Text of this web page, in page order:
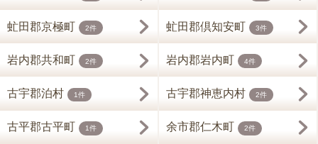
虻田郡京極町 2件 虻田郡倶知安町 3件
岩内郡共和町 2件 岩内郡岩内町 4件
古宇郡泊村 1件 古宇郡神恵内村 2件
古平郡古平町 1件 余市郡仁木町 2件